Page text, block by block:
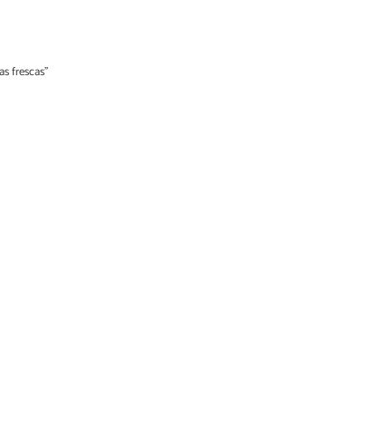
frescas”